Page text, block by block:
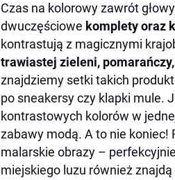
Czas na kolorowy zawrót
dwuczęściowe komplety oraz
kontrastują z magicznymi
trawiastej zieleni,
znajdziemy setki takich
po sneakersy czy klapki mule.
kontrastowych kolorów w
zabawy modą. A to nie koniec!
malarskie obrazy –
miejskiego luzu również